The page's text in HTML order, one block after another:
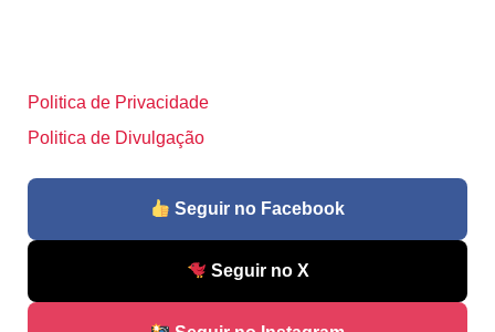
Politica de Privacidade
Politica de Divulgação
Seguir no Facebook
Seguir no X